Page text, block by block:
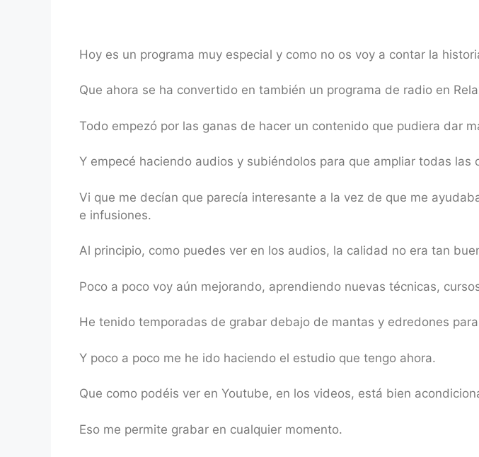
Hoy es un programa muy especial y como no os voy a contar la
Que ahora se ha convertido en también un programa de radio en
Todo empezó por las ganas de hacer un contenido que pudiera dar
Y empecé haciendo audios y subiéndolos para que ampliar todas
Vi que me decían que parecía interesante a la vez de que me
e infusiones.
Al principio, como puedes ver en los audios, la calidad no era tan
Poco a poco voy aún mejorando, aprendiendo nuevas técnicas,
He tenido temporadas de grabar debajo de mantas y edredones
Y poco a poco me he ido haciendo el estudio que tengo ahora.
Que como podéis ver en Youtube, en los videos, está bien
Eso me permite grabar en cualquier momento.